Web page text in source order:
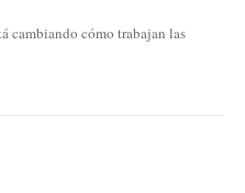
cambiando cómo trabajan las